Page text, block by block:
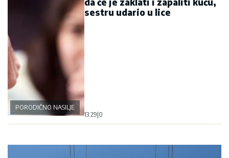
PORODIČNO NASILJE
sestru udario u lice
13:29 0